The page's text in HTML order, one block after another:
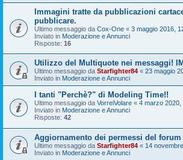
Immagini tratte da pubblicazioni
pubblicare.
Ultimo messaggio da Cox-One « 3 maggio 2016,
Inviato in Moderazione e Annunci
Risposte: 16
Utilizzo del Multiquote nei messaggi!
Ultimo messaggio da Starfighter84 « 23 maggio
Inviato in Moderazione e Annunci
I tanti "Perchè?" di Modeling Time!!
Ultimo messaggio da VorreiVolare « 4 marzo 2020,
Inviato in Moderazione e Annunci
Risposte: 42
Aggiornamento dei permessi del forum
Ultimo messaggio da Starfighter84 « 14
Inviato in Moderazione e Annunci